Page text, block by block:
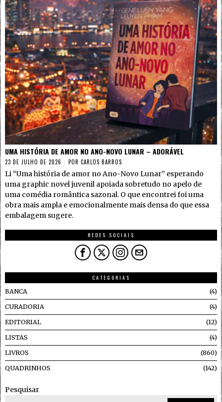
UMA HISTÓRIA DE AMOR NO ANO-NOVO LUNAR – ADORÁVEL
23 DE JULHO DE 2026 POR CARLOS BARROS
Li “Uma história de amor no Ano-Novo Lunar” esperando
uma graphic novel juvenil apoiada sobretudo no apelo de
uma comédia romântica sazonal. O que encontrei foi uma
obra mais ampla e emocionalmente mais densa do que essa
embalagem sugere.
REDES SOCIAIS
CATEGORIAS
BANCA
4
CURADORIA 4
EDITORIAL 12
LISTAS 4
LIVROS 860
QUADRINHOS 142
Pesquisar